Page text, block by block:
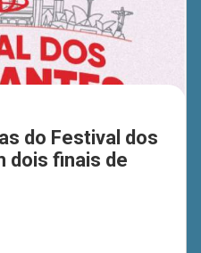
do Festival dos
dois finais de